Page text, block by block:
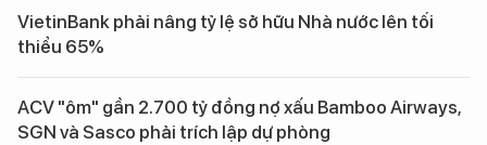
VietinBank phải nâng tỷ lệ sở hữu Nhà nước lên tối
thiểu 65%
ACV "ôm" gần 2.700 tỷ đồng nợ xấu Bamboo Airways,
SGN và Sasco phải trích lập dự phòng